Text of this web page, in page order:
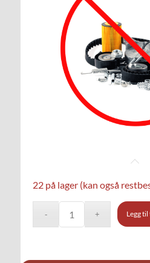
22 på lager (kan også
Legg